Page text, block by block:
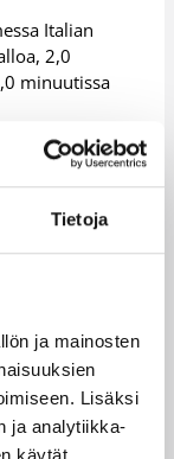
Tietoja
ja mainosten
Lisäksi
ja analytiikka-
käytät
Italian
2,0
minuutissa